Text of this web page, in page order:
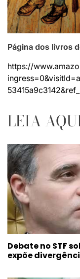
Página dos livros
https://
LEIA
Debate no STF
expõe